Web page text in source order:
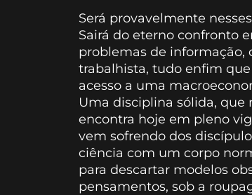
Será provavelmente
Sairá do eterno confronto
problemas de informação,
trabalhista, tudo enfim que
acesso a uma
Uma disciplina sólida, que
encontra hoje em pleno
vem sofrendo dos
ciência com um corpo
para descartar modelos
pensamentos, sob a